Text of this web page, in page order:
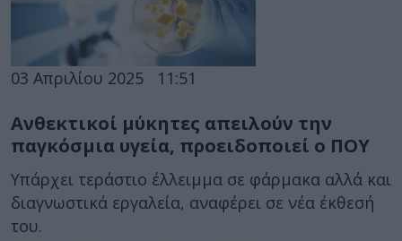
03 Απριλίου 2025 11:51
Ανθεκτικοί μύκητες απειλούν την
παγκόσμια υγεία, προειδοποιεί ο ΠΟΥ
Υπάρχει τεράστιο έλλειμμα σε φάρμακα αλλά και
διαγνωστικά εργαλεία, αναφέρει σε νέα έκθεσή
του.